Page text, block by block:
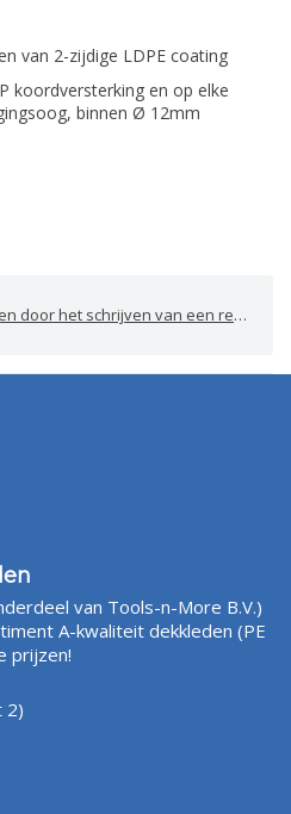
van 2-zijdige LDPE coating
koordversterking en op elke
binnen Ø 12mm
het schrijven van een review
van Tools-n-More B.V.)
A-kwaliteit dekkleden (PE
prijzen!
2)